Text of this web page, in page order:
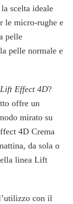
scelta ideale
le micro-rughe e
pelle
pelle normale e
Effect 4D?
offre un
mirato su
4D Crema
da sola o
linea Lift
con il